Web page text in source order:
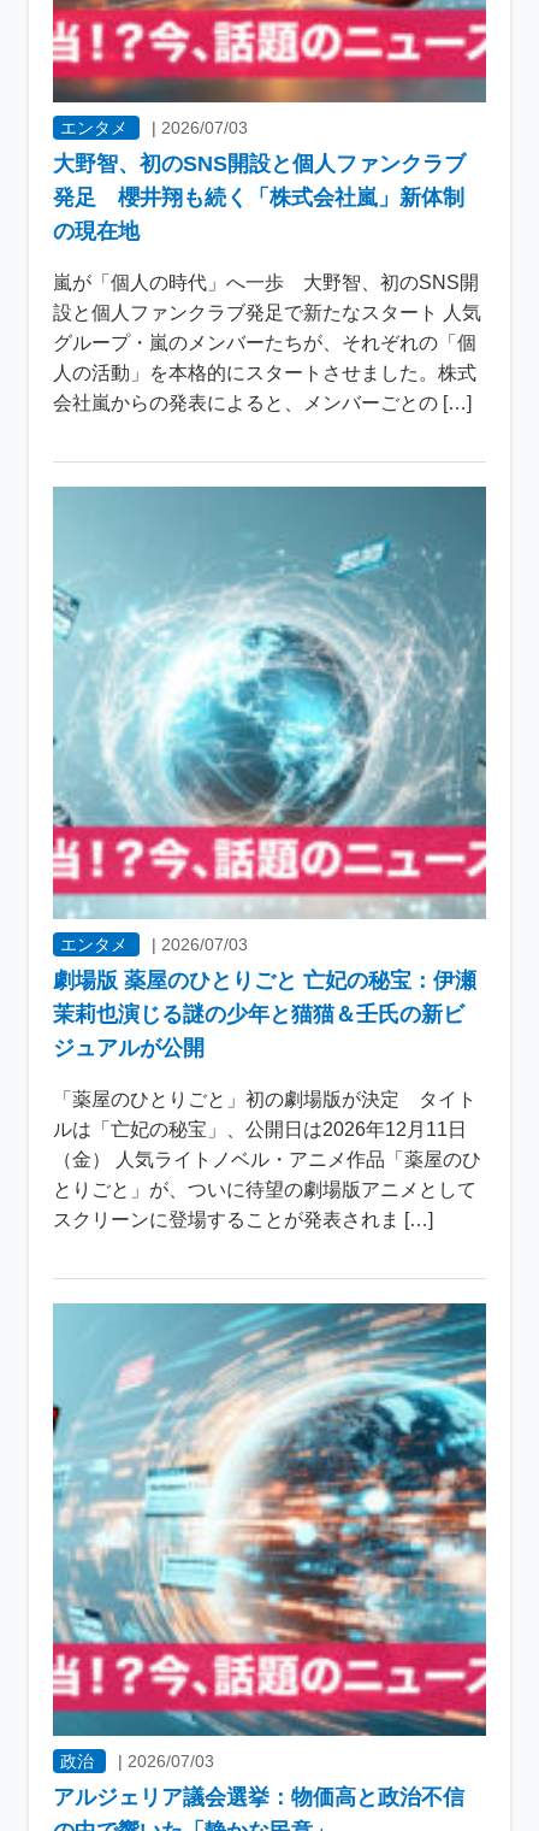
エンタメ | 2026/07/03
大野智、初のSNS開設と個人ファンクラブ
発足 櫻井翔も続く「株式会社嵐」新体制
の現在地
嵐が「個人の時代」へ一歩 大野智、初のSNS開
設と個人ファンクラブ発足で新たなスタート 人気
グループ・嵐のメンバーたちが、それぞれの「個
人の活動」を本格的にスタートさせました。株式
会社嵐からの発表によると、メンバーごとの […]
エンタメ | 2026/07/03
劇場版 薬屋のひとりごと 亡妃の秘宝：伊瀬
茉莉也演じる謎の少年と猫猫＆壬氏の新ビ
ジュアルが公開
「薬屋のひとりごと」初の劇場版が決定 タイト
ルは「亡妃の秘宝」、公開日は2026年12月11日
（金） 人気ライトノベル・アニメ作品「薬屋のひ
とりごと」が、ついに待望の劇場版アニメとして
スクリーンに登場することが発表されま […]
政治 |2026/07/03
アルジェリア議会選挙：物価高と政治不信